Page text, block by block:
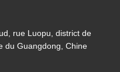
rue Luopu, district de
du Guangdong, Chine